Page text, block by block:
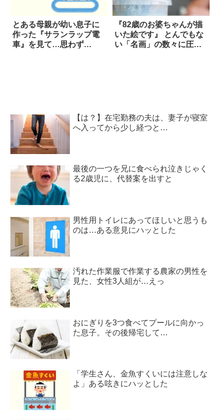
とある母親が幼い息子に
作った『サランラップ電
車』を見て…思わず
『82歳のお婆ちゃんが描
いた絵です』 とんでもな
い「名画」の数々に圧倒
【は？】在宅勤務の夫は、妻子が寝室
へ入ってから少し経つと…
最後の一つを兄に食べられ泣きじゃく
る2歳児に、代替案を出すと
男性用トイレにあってほしいと思うも
のは…ある意見にハッとした
汚れた作業服で作業する農家の男性を
見た、女性3人組が…えっ
おにぎりを3つ食べてプールに向かっ
た息子。その後帰宅して…
「学生さん、金魚すくいには注意しな
よ」ある呟きにハッとした